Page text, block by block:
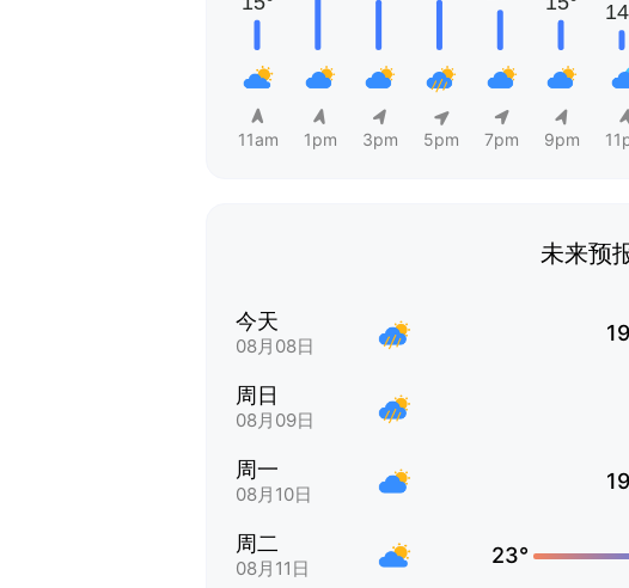
11am 1pm 3pm 5pm 7pm 9pm
未来预
今天
08月08日
周日
08月09日
周一
08月10日
周二
08月11日
23°